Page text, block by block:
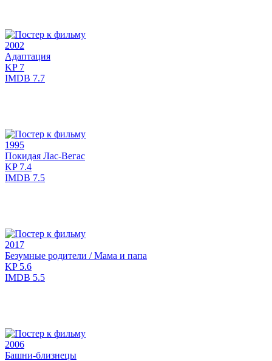
2002
Адаптация
KP7
IMDB 7.7
1995
Покидая Лас-Вегас
KP7.4
IMDB 7.5
2017
Безумные родители / Мама и папа
KP5.6
IMDB 5.5
2006
Башни-близнецы